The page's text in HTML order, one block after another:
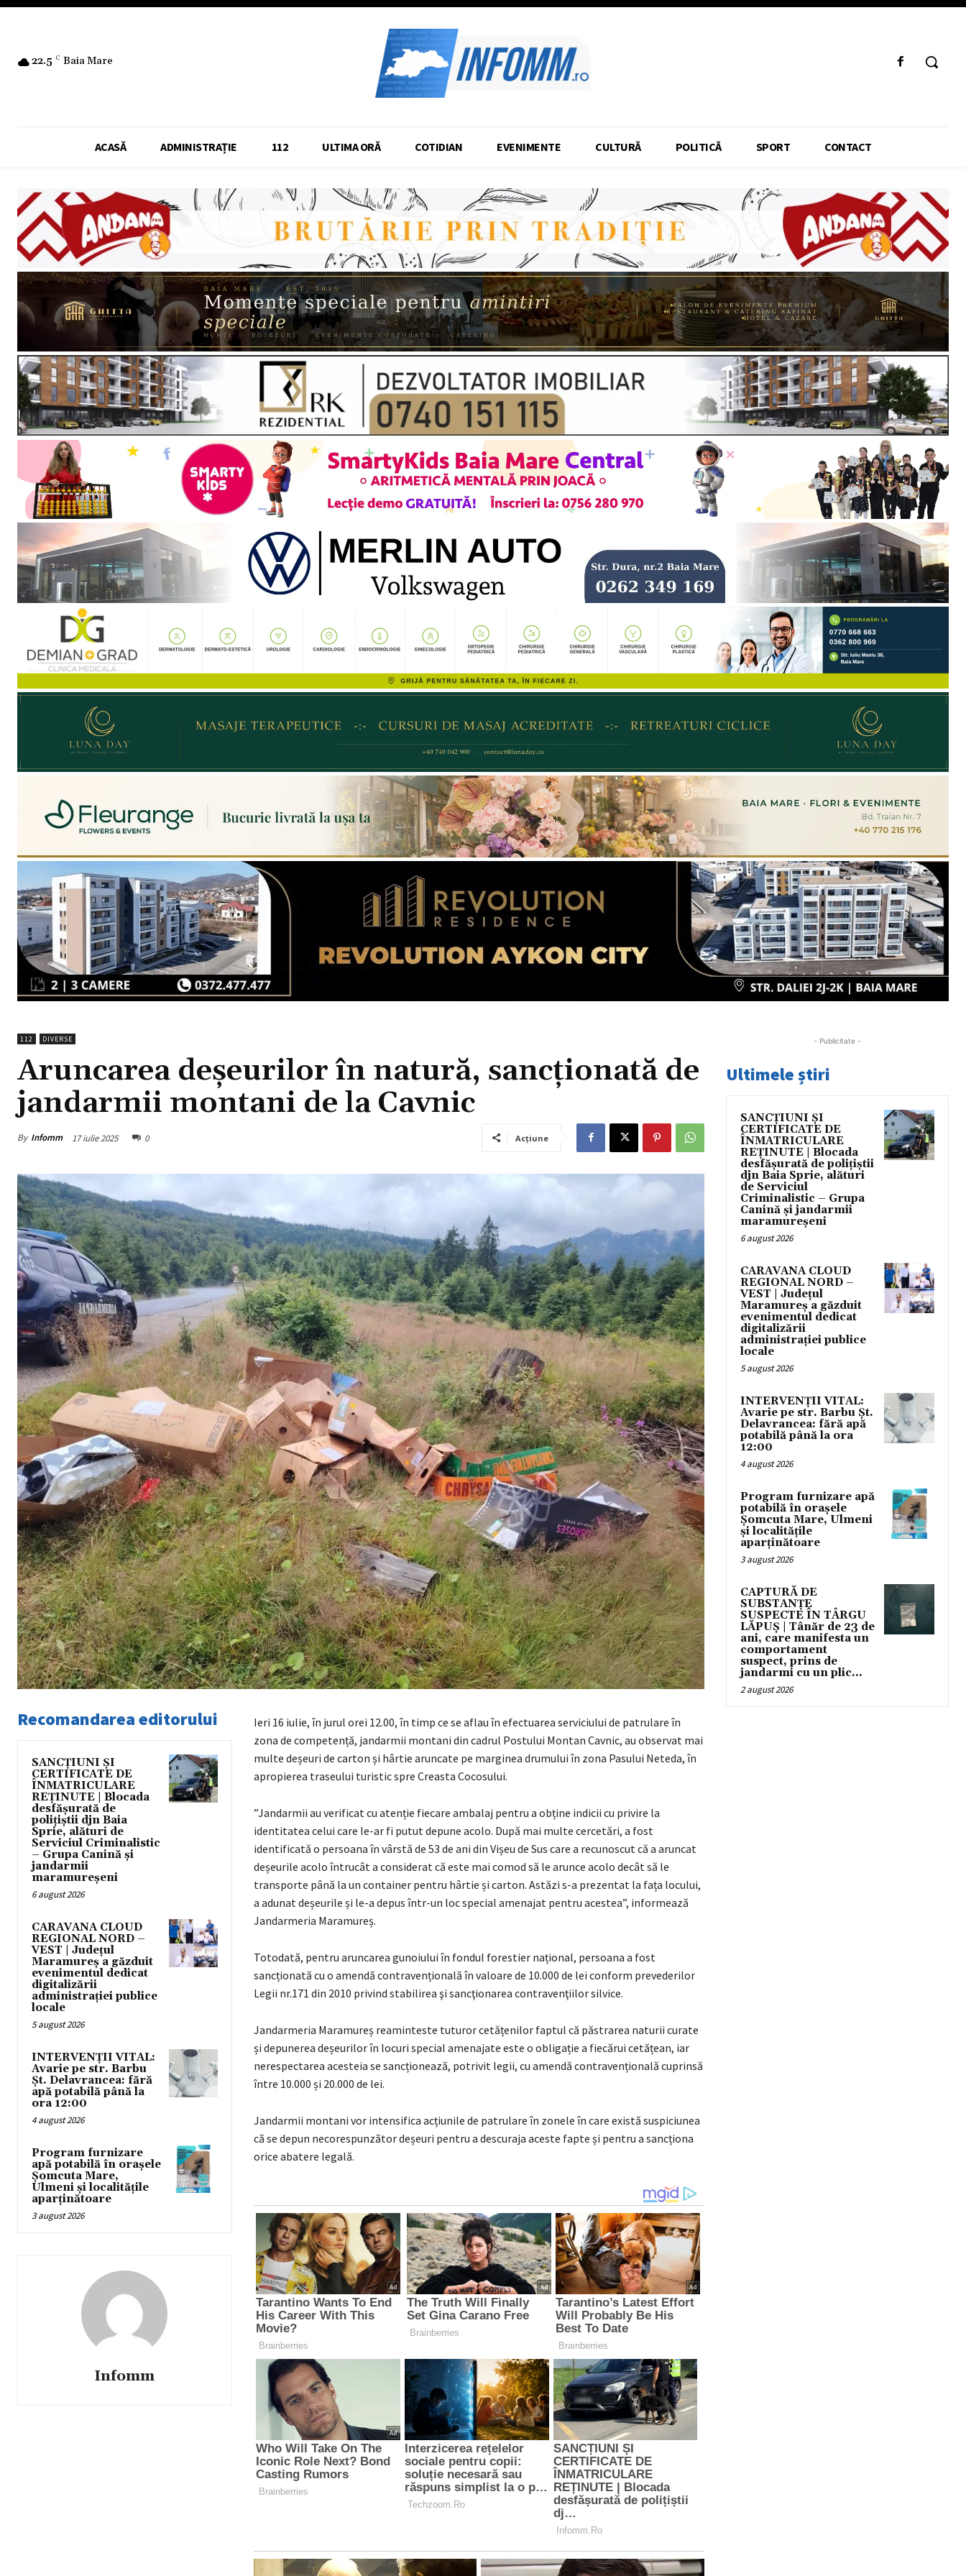
22.5 C Baia Mare
ACASĂ ADMINISTRAȚIE 112 ULTIMA ORĂ COTIDIAN EVENIMENTE CULTURĂ POLITICĂ SPORT CONTACT
112 DIVERSE
Aruncarea deșeurilor în natură, sancționată de
jandarmii montani de la Cavnic
By Infomm 17 iulie 2025 0 Acțiune
Recomandarea editorului
SANCȚIUNI ȘI
CERTIFICATE DE
ÎNMATRICULARE
REȚINUTE | Blocada
desfășurată de
polițiștii djn Baia
Sprie, alături de
Serviciul Criminalistic
– Grupa Canină și
jandarmii
maramureșeni
6 august 2026
CARAVANA CLOUD
REGIONAL NORD –
VEST | Județul
Maramureș a găzduit
evenimentul dedicat
digitalizării
administrației publice
locale
5 august 2026
INTERVENȚII VITAL:
Avarie pe str. Barbu
Șt. Delavrancea: fără
apă potabilă până la
ora 12:00
4 august 2026
Program furnizare
apă potabilă în orașele
Șomcuta Mare,
Ulmeni și localitățile
aparținătoare
3 august 2026
Infomm
Ieri 16 iulie, în jurul orei 12.00, în timp ce se aflau în efectuarea serviciului de patrulare în
zona de competență, jandarmii montani din cadrul Postului Montan Cavnic, au observat mai
multe deșeuri de carton și hârtie aruncate pe marginea drumului în zona Pasului Neteda, în
apropierea traseului turistic spre Creasta Cocosului.
”Jandarmii au verificat cu atenție fiecare ambalaj pentru a obține indicii cu privire la
identitatea celui care le-ar fi putut depune acolo. După mai multe cercetări, a fost
identificată o persoana în vârstă de 53 de ani din Vișeu de Sus care a recunoscut că a aruncat
deșeurile acolo întrucât a considerat că este mai comod să le arunce acolo decât să le
transporte până la un container pentru hârtie și carton. Astăzi s-a prezentat la fața locului,
a adunat deșeurile și le-a depus într-un loc special amenajat pentru acestea”, informează
Jandarmeria Maramureș.
Totodată, pentru aruncarea gunoiului în fondul forestier național, persoana a fost
sancționată cu o amendă contravențională în valoare de 10.000 de lei conform prevederilor
Legii nr.171 din 2010 privind stabilirea şi sancţionarea contravenţiilor silvice.
Jandarmeria Maramureș reaminteste tuturor cetățenilor faptul că păstrarea naturii curate
și depunerea deșeurilor în locuri special amenajate este o obligație a fiecărui cetățean, iar
nerespectarea acesteia se sancționează, potrivit legii, cu amendă contravențională cuprinsă
între 10.000 și 20.000 de lei.
Jandarmii montani vor intensifica acțiunile de patrulare în zonele în care există suspiciunea
că se depun necorespunzător deșeuri pentru a descuraja aceste fapte și pentru a sancționa
orice abatere legală.
- Publicitate -
Ultimele știri
SANCȚIUNI ȘI
CERTIFICATE DE
ÎNMATRICULARE
REȚINUTE | Blocada
desfășurată de polițiștii
djn Baia Sprie, alături
de Serviciul
Criminalistic – Grupa
Canină și jandarmii
maramureșeni
6 august 2026
CARAVANA CLOUD
REGIONAL NORD –
VEST | Județul
Maramureș a găzduit
evenimentul dedicat
digitalizării
administrației publice
locale
5 august 2026
INTERVENȚII VITAL:
Avarie pe str. Barbu Șt.
Delavrancea: fără apă
potabilă până la ora
12:00
4 august 2026
Program furnizare apă
potabilă în orașele
Șomcuta Mare, Ulmeni
și localitățile
aparținătoare
3 august 2026
CAPTURĂ DE
SUBSTANȚE
SUSPECTE ÎN TÂRGU
LĂPUȘ | Tânăr de 23 de
ani, care manifesta un
comportament
suspect, prins de
jandarmi cu un plic...
2 august 2026